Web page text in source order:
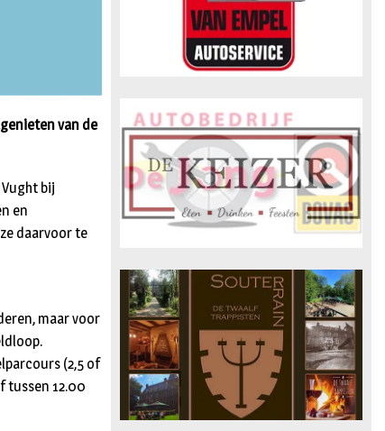
van de
bij
en
daarvoor te
maar voor
(2,5 of
tussen 12.00